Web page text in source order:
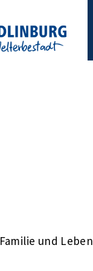
Familie und Leben